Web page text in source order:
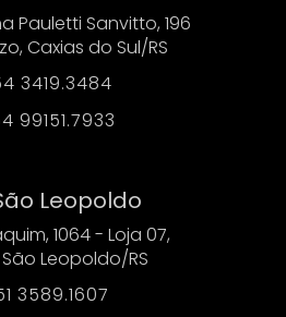
Pauletti Sanvitto, 196
Caxias do Sul/RS
3419.3484
99151.7933
Leopoldo
1064 - Loja 07,
Leopoldo/RS
3589.1607